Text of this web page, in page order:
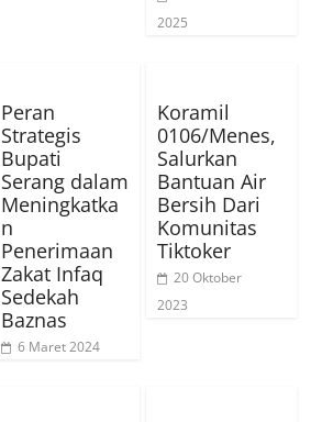
2025
Peran
Strategis
Bupati
Serang dalam
Meningkatka
n
Penerimaan
Zakat Infaq
Sedekah
Baznas
6 Maret 2024
Koramil
0106/Menes,
Salurkan
Bantuan Air
Bersih Dari
Komunitas
Tiktoker
20 Oktober
2023